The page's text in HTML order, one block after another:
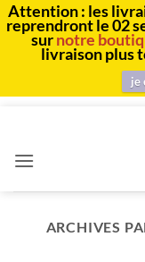
Attention : les
reprendront le 02
surnotre
livraison plus
je
contenu
ARCHIVES